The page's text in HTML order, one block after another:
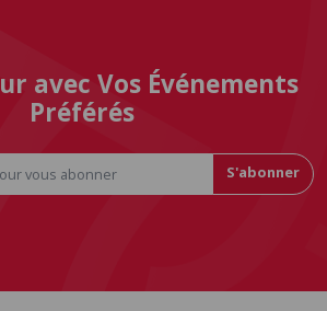
avec Vos Événements
Préférés
S'abonner